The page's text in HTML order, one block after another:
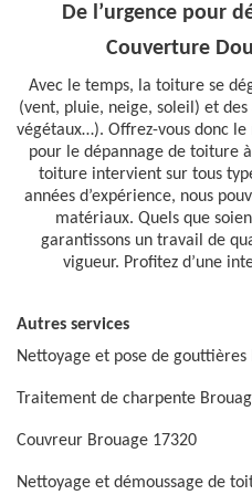
De l’urgence pour
Couverture
Avec le temps, la toiture se
(vent, pluie, neige, soleil) et
végétaux…). Offrez-vous donc
pour le dépannage de toiture
toiture intervient sur tous
années d’expérience, nous
matériaux. Quels que
garantissons un travail de
vigueur. Profitez d’une
Autres services
Nettoyage et pose de gouttières
Traitement de charpente
Couvreur Brouage 17320
Nettoyage et démoussage de